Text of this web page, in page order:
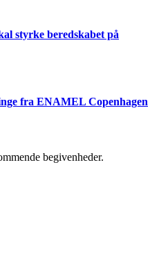
styrke beredskabet på
fra ENAMEL Copenhagen
begivenheder.